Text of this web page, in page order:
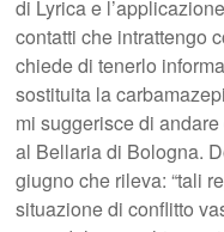
di Lyrica e
contatti che intrattengo
chiede di tenerlo
sostituita la
mi suggerisce di
al Bellaria di Bologna.
giugno che rileva: “tali
situazione di conflitto